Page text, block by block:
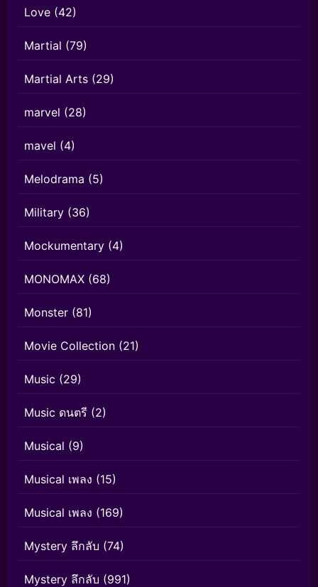
Love (42)
Martial (79)
Martial Arts (29)
marvel (28)
mavel (4)
Melodrama (5)
Military (36)
Mockumentary (4)
MONOMAX (68)
Monster (81)
Movie Collection (21)
Music (29)
Music ดนตรี (2)
Musical (9)
Musical เพลง (15)
Musical เพลง (169)
Mystery ลึกลับ (74)
Mystery ลึกลับ (991)